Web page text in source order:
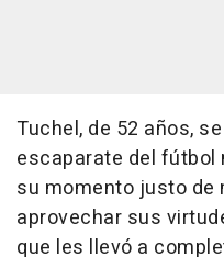
Tuchel, de 52 años,
escaparate del fútbol
su momento justo de
aprovechar sus
que les llevó a